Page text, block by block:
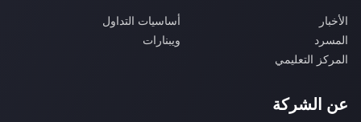
الأخبار
أساسيات التداول
المسرد
ويبنارات
المركز التعليمي
عن الشركة